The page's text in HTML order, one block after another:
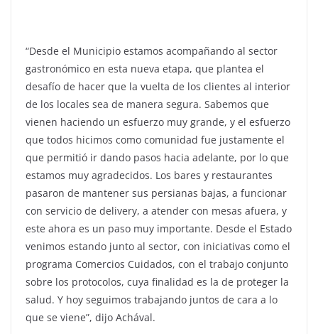
“Desde el Municipio estamos acompañando al sector
gastronómico en esta nueva etapa, que plantea el
desafío de hacer que la vuelta de los clientes al interior
de los locales sea de manera segura. Sabemos que
vienen haciendo un esfuerzo muy grande, y el esfuerzo
que todos hicimos como comunidad fue justamente el
que permitió ir dando pasos hacia adelante, por lo que
estamos muy agradecidos. Los bares y restaurantes
pasaron de mantener sus persianas bajas, a funcionar
con servicio de delivery, a atender con mesas afuera, y
este ahora es un paso muy importante. Desde el Estado
venimos estando junto al sector, con iniciativas como el
programa Comercios Cuidados, con el trabajo conjunto
sobre los protocolos, cuya finalidad es la de proteger la
salud. Y hoy seguimos trabajando juntos de cara a lo
que se viene”, dijo Achával.